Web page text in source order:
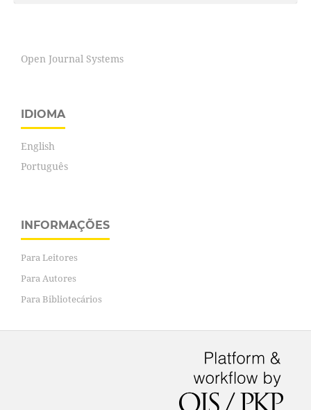
Open Journal Systems
IDIOMA
English
Português
INFORMAÇÕES
Para Leitores
Para Autores
Para Bibliotecários